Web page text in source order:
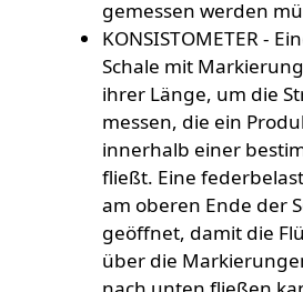
gemessen werden
KONSISTOMETER -
Schale mit
ihrer Länge, um die
messen, die ein
innerhalb einer
fließt. Eine
am oberen Ende der
geöffnet, damit die
über die